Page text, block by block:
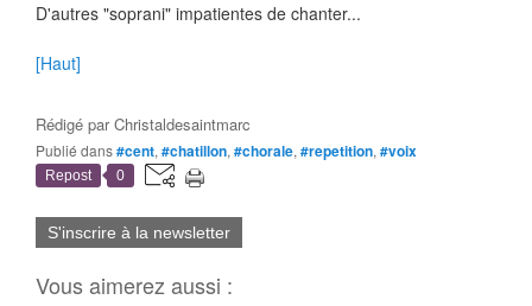
D'autres "soprani" impatientes de chanter...
[Haut]
Rédigé parChristaldesaintmarc
Publié dans#cent, #chatillon, #chorale, #repetition, #voix
Repost 0
S'inscrire à la newsletter
Vous aimerez aussi :